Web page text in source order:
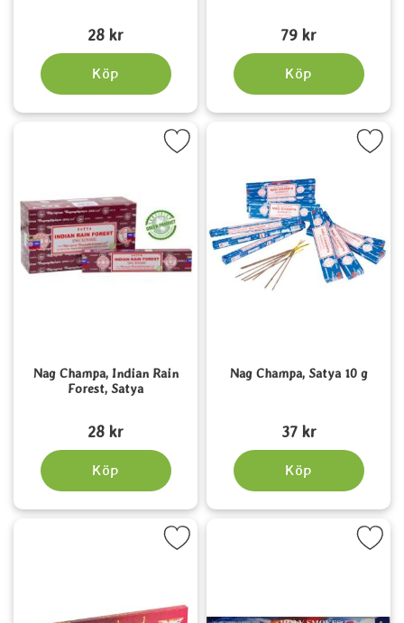
28 kr
Köp
79 kr
Köp
Nag Champa, Indian Rain
Forest, Satya
28 kr
Köp
nag Champa, Indian Rain Forest, Satya som favorit
Nag Champa, Satya 10 g
37 kr
Köp
Markera nag Champa,
Markera royal Oud som favoritMarkera vanilj, Blue